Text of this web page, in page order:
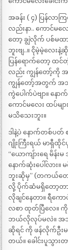
အခန်း ( ၄) ပြန်လာ
လည်းနာ.. ကောင်မလ
တော့ ချွဲလိုက် ပစ်မထ
ဘူးဗျ..။ ငိုမဲ့မဲ့လေး
ပြန်ရောက်တော့ ထင်
လည်း ကျွန်တော့်ကို အ
ကျွန်တော့်အတွက် အသ
ကွဲပေါက်ပဲဗျာ။ နေ
ကောင်မလေး ထပ်မျ
မသိသေးဘူး။
ဒါနဲ့ပဲ နောက်တစ်ပ
ဂျိုးကြီးရယ် မာရှီထို
“ယောကျ်ားရေ မိန်း
နောက်ဆုံးပေါ်လား။
ဘူးဆိုမှ” (တကယ်တ
လို့ ပိုက်ဆံမရှိတော့တာ
လိုချင်နေတာ။ ရီကေ
လစာ ထုတ်ပြီလေ။
ဘယ်လိုလုပ်မလဲ။ အသစ်
ဆိုရင် ကို ဖန်လိုက်ဦးမယ်
တယ်။ ခေါင်းပူသွား